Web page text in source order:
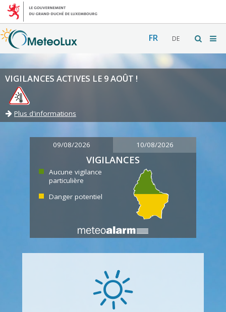
FR DE
VIGILANCES ACTIVES LE 9 AOÛT !
Plus d'informations
09/08/2026 10/08/2026
VIGILANCES
Aucune vigilance
particulière
Danger potentiel